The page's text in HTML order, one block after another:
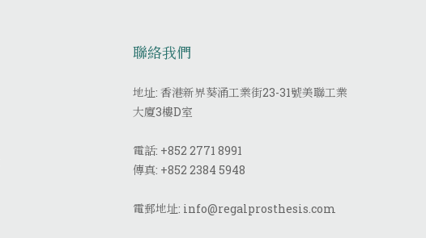
聯絡我們
地址: 香港新界葵涌工業街23-31號美聯工業
大廈3樓D室
電話: +852 2771 8991
傳真: +852 2384 5948
電郵地址: info@regalprosthesis.com